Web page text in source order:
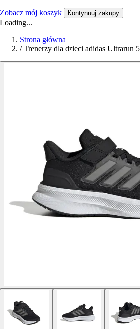
Zobacz mój koszyk Kontynuuj zakupy
Loading...
Strona główna
/ Trenerzy dla dzieci adidas Ultrarun 5